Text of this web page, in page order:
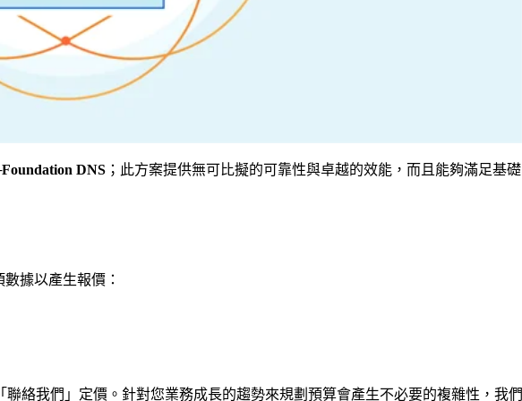
Foundation DNS ；此方案提供無可比擬的可靠性與卓越的效能，而且能夠滿足基礎
據以產生報價：
絡我們」定價。針對您業務成長的趨勢來規劃預算會產生不必要的複雜性，我們